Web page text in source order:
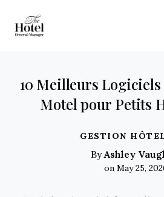
GESTION
10 Meilleurs Logiciels
Motel pour Petits
ByAshley
on May 25,